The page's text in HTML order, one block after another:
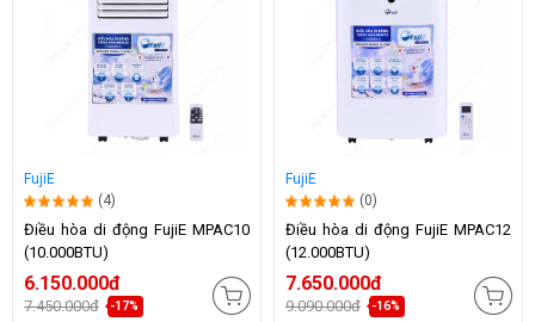
FujiE
(4)
Điều hòa di động FujiE MPAC10
(10.000BTU)
6.150.000đ
7.450.000đ -17%
FujiE
(0)
Điều hòa di động FujiE MPAC12
(12.000BTU)
7.650.000đ
9.090.000đ -16%